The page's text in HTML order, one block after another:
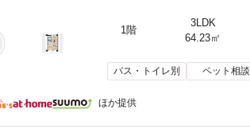
1階
3LDK
64.23㎡
バス・トイレ別 ペット相談
ほか提供